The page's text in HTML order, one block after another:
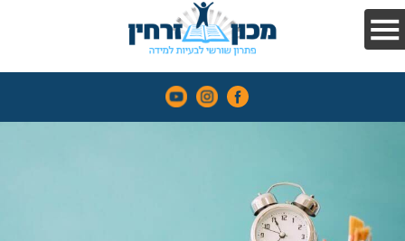
וריכוז
עדויות
והמלצות